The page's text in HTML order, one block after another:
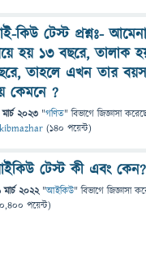
কিউ টেস্ট প্রশ্নঃ-
হয় ১৩ বছরে, তালাক
তাহলে এখন তার
কেমনে ?
2023 "গণিত" বিভাগে জিজ্ঞাসা
(140 পয়েন্ট)
টেস্ট কী এবং কেন?
2022 "আইকিউ" বিভাগে জিজ্ঞাসা
পয়েন্ট)